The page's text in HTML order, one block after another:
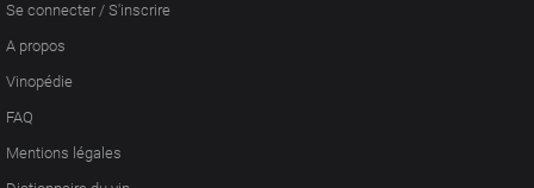
Se connecter / S'inscrire
A propos
Vinopédie
FAQ
Mentions légales